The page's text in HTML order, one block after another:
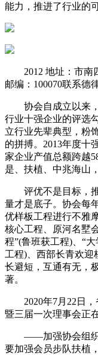
能力，推进了行业的
2012 地址：市南四
邮编：100070联系德
协会自成立以来，
行业十强企业的评选
立行业先辈典型，粉
的拼搏。2013年度十
家企业产值总额跨越
是、扶植、中兆海山
评优不是目标，推
量才是底子。协会每
优样板工程进行不雅
核心工程、原河名墅
程”(鲁班获工程)、“
工程)、西部长青欢迎
长避短，互通有无，
著。
2020年7月22日，
暨三届一次理事会正
——加强协会组织扶
要加强会员步队扶植